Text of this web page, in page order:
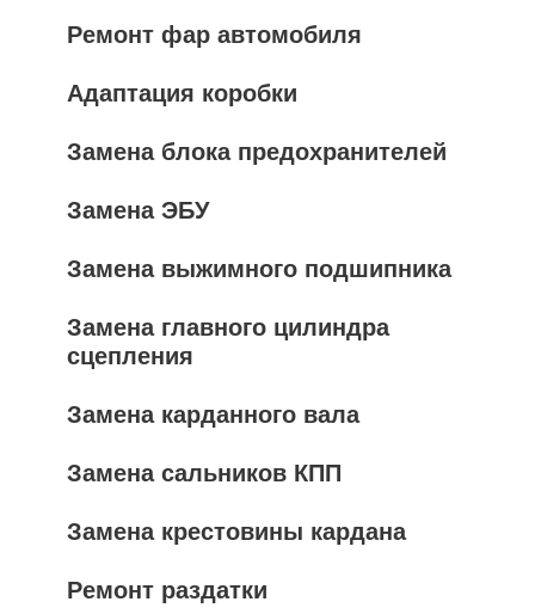
Ремонт фар автомобиля
Адаптация коробки
Замена блока предохранителей
Замена ЭБУ
Замена выжимного подшипника
Замена главного цилиндра
сцепления
Замена карданного вала
Замена сальников КПП
Замена крестовины кардана
Ремонт раздатки